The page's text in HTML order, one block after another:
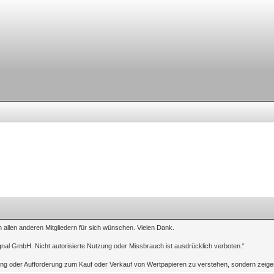
anderen Mitgliedern für sich wünschen. Vielen Dank.
GmbH. Nicht autorisierte Nutzung oder Missbrauch ist ausdrücklich verboten.“
oder Aufforderung zum Kauf oder Verkauf von Wertpapieren zu verstehen, sondern